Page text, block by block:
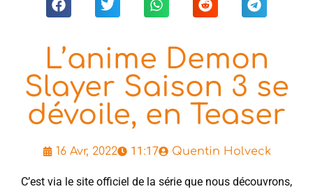
L’anime Demon
Slayer Saison 3 se
dévoile, en Teaser
16 Avr, 2022 11:17 Quentin Holveck
C’est via le site officiel de la série que nous découvrons,